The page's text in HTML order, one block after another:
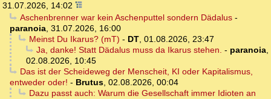
31.07.2026, 14:02
Aschenbrenner war kein Aschenputtel sondern Dädalus-
paranoia, 31.07.2026, 16:00
Meinst Du Ikarus? (mT) - DT, 01.08.2026, 23:47
Ja, danke! Statt Dädalus muss da Ikarus stehen. - paranoia,
02.08.2026, 10:45
Das ist der Scheideweg der Menscheit, KI oder Kapitalismus,
entweder oder! - Brutus, 02.08.2026, 00:04
Dazu passt auch: Warum die Gesellschaft immer Idioten an